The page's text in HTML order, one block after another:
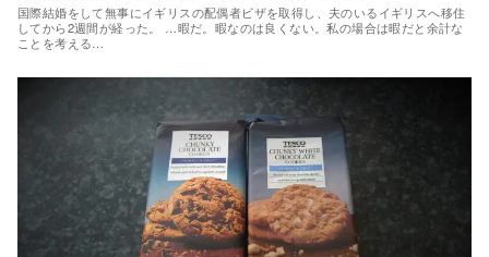
国際結婚をして無事にイギリスの配偶者ビザを取得し、夫のいるイギリスへ移住
してから2週間が経った。 …暇だ。暇なのは良くない。私の場合は暇だと余計な
ことを考える…